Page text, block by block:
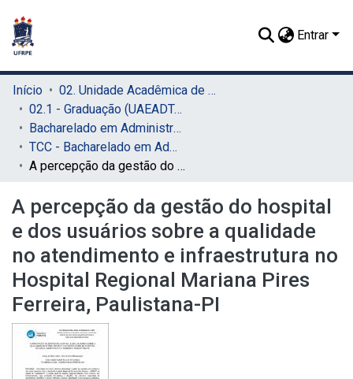
Entrar
Início
02. Unidade Acadêmica de Educação a Distância e Tecnologia (UAEADTec)
02.1 - Graduação (UAEADTec)
Bacharelado em Administração Pública (UAEADTec)
TCC - Bacharelado em Administração Pública (UAEADTec)
A percepção da gestão do hospital e dos usuários sobre a qualidade no atendimento e infraestrutura no Hospital Regional Mariana Pires Ferreira, Paulistana-PI
A percepção da gestão do hospital
e dos usuários sobre a qualidade
no atendimento e infraestrutura no
Hospital Regional Mariana Pires
Ferreira, Paulistana-PI